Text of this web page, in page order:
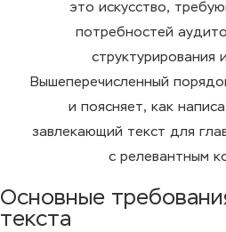
это искусство,
потребностей
структурирования
Вышеперечисленный
и поясняет, как
завлекающий текст для
с релевантным
Основные
текста